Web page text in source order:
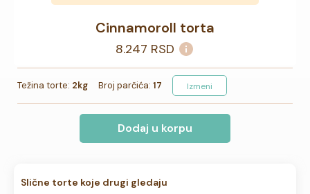
Cinnamoroll torta
8.247 RSD
Težina torte: 2kg Broj parčića: 17 Izmeni
Dodaj u korpu
Slične torte koje drugi gledaju